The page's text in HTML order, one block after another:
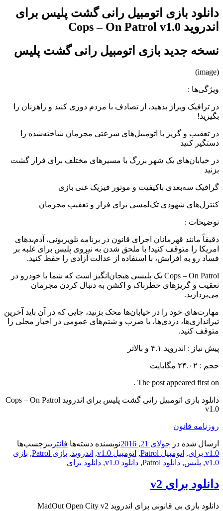
دانلود بازی اتومبیل رانی گشت پلیس برای
اندروید Cops – On Patrol v1.0
نسخه جدید بازی اتومبیل رانی گشت پلیس
(image)
ویژگی‌ها :
در ترافیک ویراژ بدهید، از تصادف با مردم دوری کنید و راهزنان را
بگیرید!
در تعقیب و گریز با اتومبیل‌های سرعتی مجرمان شاخته‌شده را
دستگیر کنید
در خیابان‌های یک شهر بزرگ با مسیرهای مختلف برای فرار گشت
بزنید
گرافیک سه‌بعدی باکیفیت و موتور فیزیک غنی بازی
کنترل‌های شهودی تک‌لمسی برای فرار و تعقیب مجرمان
توضیحات :
دقیقاً مانند قهرمانان اجرای قانون در برنامه تلویزیونی، آدم‌بدهای
امریکا را متوقف کنید! با ملحق شدن به نیروی پلیس برای غلبه بر
فساد رو به افزایش، با استفاده از عدالت آزادی را حفظ کنید.
Cops – On Patrol یک پلیسی هیجان‌انگیز است که شما با خودرو در
تعقیب و گریزهای خطرناک و اکشن به دنبال کردن مجرمان
می‌پردازید.
مهارت‌های خود را در خیابان‌ها محک بزنید، جایی که در آن باید آخرین
تیراندازی‌ها، دزدی‌ها، یا ضرب و شتم‌های عمومی در اخبار محلی را
متوقف کنید.
پیش نیاز : اندروید ۴.۱ و بالاتر
حجم : ۲۴.۰۲ مگابایت
The post appeared first on .
دانلود بازی اتومبیل رانی گشت پلیس برای اندروید Cops – On Patrol
v1.0
روزنامه قانون
ارسال شده در جولای 21, 2016 نویسنده دسته‌ها فانتزیبرچسب‌ها
v1.0 برای
, اتومبیل Patrol , اتومبیل v1.0 , اندروید, بازی Patrol , بازی
v1.0
, پلیس, دانلود Patrol , دانلود v1.0 , دانلود برای
دانلود برای v2
دانلود بازی بی قانونی برای اندروید MadOut Open City v2